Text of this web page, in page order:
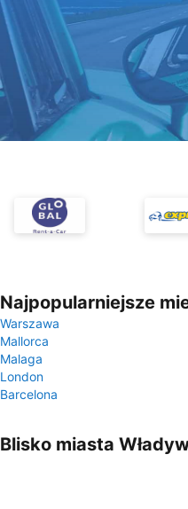
Najpopularniejsze
Warszawa
Mallorca
Malaga
London
Barcelona
Blisko miasta